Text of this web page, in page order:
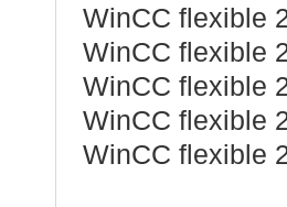
WinCC flexible
WinCC flexible
WinCC flexible
WinCC flexible
WinCC flexible